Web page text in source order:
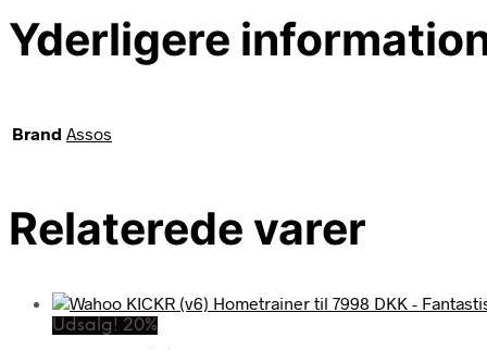
Yderligere
Brand Assos
Relaterede varer
Udsalg! 20%